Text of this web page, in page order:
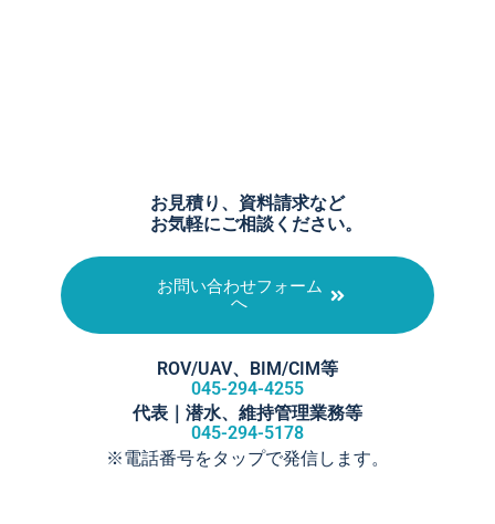
お見積り、資料請求など
お気軽にご相談ください。
お問い合わせフォーム
へ
ROV/UAV、BIM/CIM等​
045-294-4255
代表｜潜水、維持管理業務等
045-294-5178
※電話番号をタップで発信します。